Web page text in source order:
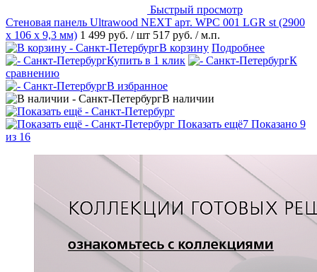
Быстрый просмотр
Стеновая панель Ultrawood NEXT арт. WPC 001 LGR st (2900
х 106 х 9,3 мм) 1 499 руб. / шт 517 руб. / м.п.
В корзину Подробнее
Купить в 1 клик
К
сравнению
В избранное
В наличии
Показать ещё7 Показано 9
из 16